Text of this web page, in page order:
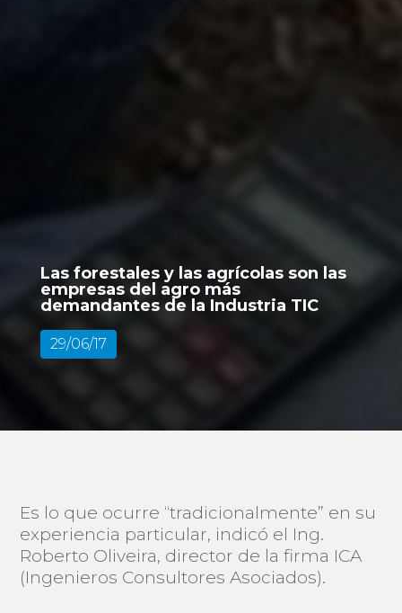
Las forestales y las agrícolas son las
empresas del agro más
demandantes de la Industria TIC
29/06/17
Es lo que ocurre “tradicionalmente” en su
experiencia particular, indicó el Ing.
Roberto Oliveira, director de la firma ICA
(Ingenieros Consultores Asociados).